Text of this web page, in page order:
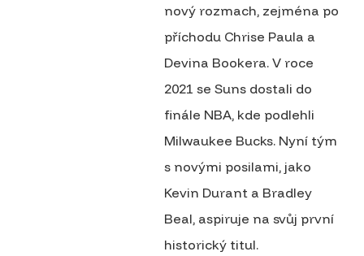
nový rozmach, zejména po
příchodu Chrise Paula a
Devina Bookera. V roce
2021 se Suns dostali do
finále NBA, kde podlehli
Milwaukee Bucks. Nyní tým
s novými posilami, jako
Kevin Durant a Bradley
Beal, aspiruje na svůj první
historický titul.